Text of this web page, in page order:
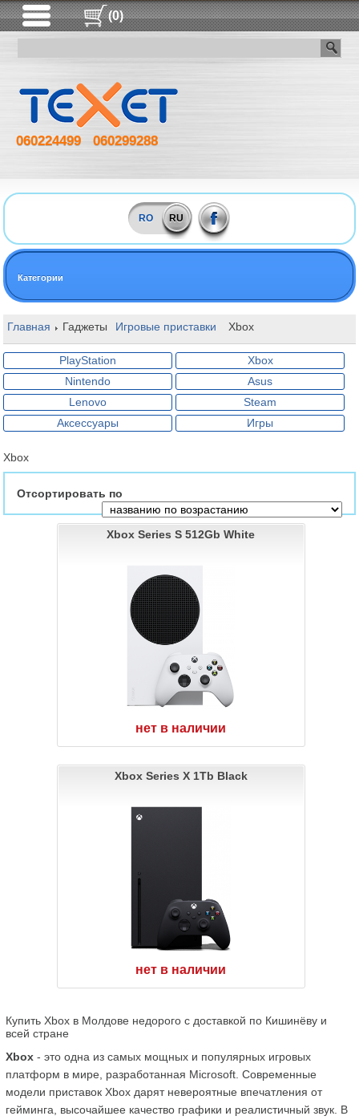
(0)
060224499 060299288
RO RU
Категории
Главная Гаджеты Игровые приставки Xbox
PlayStation
Xbox
Nintendo
Asus
Lenovo
Steam
Аксессуары
Игры
Xbox
Отсортировать по
Xbox Series S 512Gb White
нет в наличии
Xbox Series X 1Tb Black
нет в наличии
Купить Xbox в Молдове недорого с доставкой по Кишинёву и
всей стране
Xbox - это одна из самых мощных и популярных игровых
платформ в мире, разработанная Microsoft. Современные
модели приставок Xbox дарят невероятные впечатления от
гейминга, высочайшее качество графики и реалистичный звук. В